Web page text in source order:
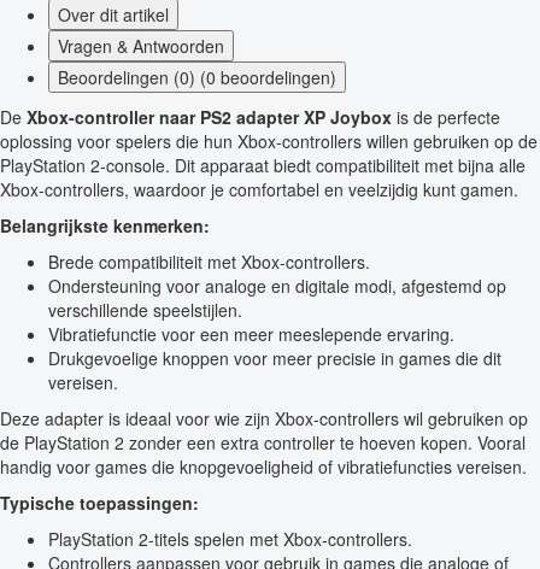
Over dit artikel
Vragen & Antwoorden
Beoordelingen (0) (0 beoordelingen)
De Xbox-controller naar PS2 adapter XP Joybox is de perfecte
oplossing voor spelers die hun Xbox-controllers willen gebruiken op de
PlayStation 2-console. Dit apparaat biedt compatibiliteit met bijna alle
Xbox-controllers, waardoor je comfortabel en veelzijdig kunt gamen.
Belangrijkste kenmerken:
Brede compatibiliteit met Xbox-controllers.
Ondersteuning voor analoge en digitale modi, afgestemd op
verschillende speelstijlen.
Vibratiefunctie voor een meer meeslepende ervaring.
Drukgevoelige knoppen voor meer precisie in games die dit
vereisen.
Deze adapter is ideaal voor wie zijn Xbox-controllers wil gebruiken op
de PlayStation 2 zonder een extra controller te hoeven kopen. Vooral
handig voor games die knopgevoeligheid of vibratiefuncties vereisen.
Typische toepassingen:
PlayStation 2-titels spelen met Xbox-controllers.
Controllers aanpassen voor gebruik in games die analoge of